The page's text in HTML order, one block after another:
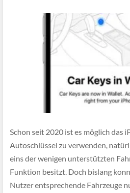
Schon seit 2020 ist es möglich das
Autoschlüssel zu verwenden,
eins der wenigen unterstützten
Funktion besitzt. Doch bislang
Nutzer entsprechende Fahrzeuge